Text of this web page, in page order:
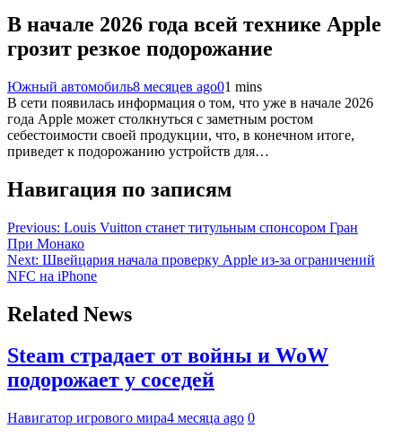
В начале 2026 года всей технике Apple
грозит резкое подорожание
Южный автомобиль8 месяцев ago01 mins
В сети появилась информация о том, что уже в начале 2026
года Apple может столкнуться с заметным ростом
себестоимости своей продукции, что, в конечном итоге,
приведет к подорожанию устройств для…
Навигация по записям
Previous: Louis Vuitton станет титульным спонсором Гран
При Монако
Next: Швейцария начала проверку Apple из-за ограничений
NFC на iPhone
Related News
Steam страдает от войны и WoW
подорожает у соседей
Навигатор игрового мира4 месяца ago 0